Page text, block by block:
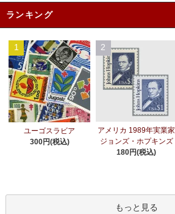
ランキング
1
ユーゴスラビア
300円(税込)
2
アメリカ 1989年実業家
ジョンズ・ホプキンズ
180円(税込)
もっと見る